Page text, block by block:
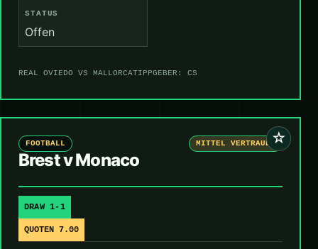
STATUS
Offen
REAL OVIEDO VS MALLORCATIPPGEBER: CS
☆
FOOTBALL MITTEL VERTRAUEN
Brest v Monaco
DRAW 1-1
QUOTEN 7.00